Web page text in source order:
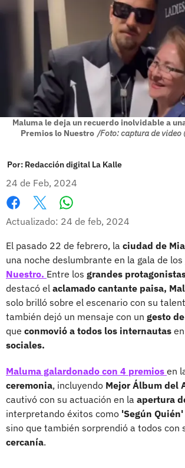
Maluma le deja un recuerdo inolvidable a
Premios lo Nuestro /Foto: captura de video
Por: Redacción digital La Kalle
24 de Feb, 2024
Facebook
X
Actualizado: 24 de feb, 2024
El pasado 22 de febrero, la ciudad de
una noche deslumbrante en la gala de los
Nuestro. Entre los grandes
destacó el aclamado cantante paisa,
solo brilló sobre el escenario con su
también dejó un mensaje con un gesto
que conmovió a todos los internautas
sociales.
Maluma galardonado con 4 premios en
ceremonia, incluyendo Mejor Álbum del
cautivó con su actuación en la apertura
interpretando éxitos como 'Según
sino que también sorprendió a todos con
cercanía.